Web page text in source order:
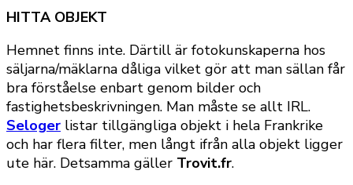
HITTA OBJEKT
Hemnet finns inte. Därtill är fotokunskaperna hos
säljarna/mäklarna dåliga vilket gör att man sällan får
bra förståelse enbart genom bilder och
fastighetsbeskrivningen. Man måste se allt IRL.
Seloger listar tillgängliga objekt i hela Frankrike
och har flera filter, men långt ifrån alla objekt ligger
ute här. Detsamma gäller Trovit.fr.